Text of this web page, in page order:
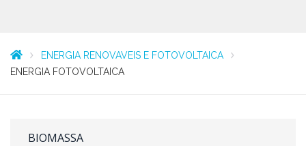
ENERGIA RENOVAVEIS E FOTOVOLTAICA
ENERGIA FOTOVOLTAICA
BIOMASSA